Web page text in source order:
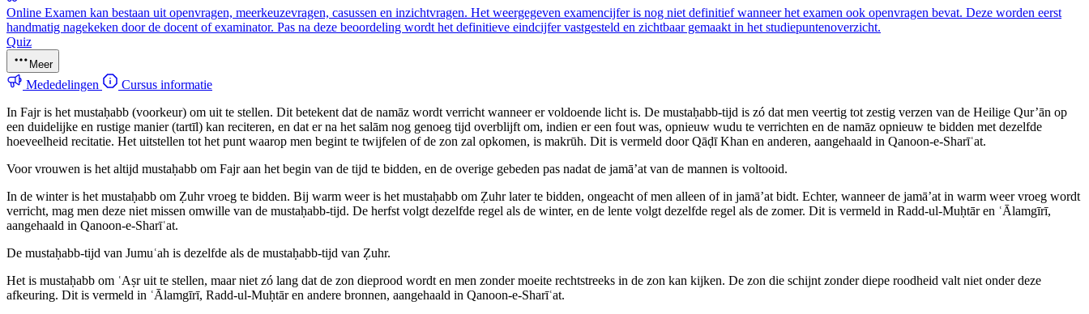
Online Examen kan bestaan uit openvragen, meerkeuzevragen, casussen en inzichtvragen. Het weergegeven examencijfer is nog niet definitief wanneer het examen ook openvragen bevat. Deze worden eerst
handmatig nagekeken door de docent of examinator. Pas na deze beoordeling wordt het definitieve eindcijfer vastgesteld en zichtbaar gemaakt in het studiepuntenoverzicht.
Quiz
Meer
Mededelingen
Cursus informatie
In Fajr is het mustaḥabb (voorkeur) om uit te stellen. Dit betekent dat de namāz wordt verricht wanneer er voldoende licht is. De mustaḥabb‑tijd is zó dat men veertig tot zestig verzen van de Heilige Qur’ān op
een duidelijke en rustige manier (tartīl) kan reciteren, en dat er na het salām nog genoeg tijd overblijft om, indien er een fout was, opnieuw wudu te verrichten en de namāz opnieuw te bidden met dezelfde
hoeveelheid recitatie. Het uitstellen tot het punt waarop men begint te twijfelen of de zon zal opkomen, is makrūh. Dit is vermeld door Qāḍī Khan en anderen, aangehaald in Qanoon‑e‑Sharīʿat.
Voor vrouwen is het altijd mustaḥabb om Fajr aan het begin van de tijd te bidden, en de overige gebeden pas nadat de jamā’at van de mannen is voltooid.
In de winter is het mustaḥabb om Ẓuhr vroeg te bidden. Bij warm weer is het mustaḥabb om Ẓuhr later te bidden, ongeacht of men alleen of in jamā’at bidt. Echter, wanneer de jamā’at in warm weer vroeg wordt
verricht, mag men deze niet missen omwille van de mustaḥabb‑tijd. De herfst volgt dezelfde regel als de winter, en de lente volgt dezelfde regel als de zomer. Dit is vermeld in Radd‑ul‑Muḥtār en ʿĀlamgīrī,
aangehaald in Qanoon‑e‑Sharīʿat.
De mustaḥabb‑tijd van Jumuʿah is dezelfde als de mustaḥabb‑tijd van Ẓuhr.
Het is mustaḥabb om ʿAṣr uit te stellen, maar niet zó lang dat de zon dieprood wordt en men zonder moeite rechtstreeks in de zon kan kijken. De zon die schijnt zonder diepe roodheid valt niet onder deze
afkeuring. Dit is vermeld in ʿĀlamgīrī, Radd‑ul‑Muḥtār en andere bronnen, aangehaald in Qanoon‑e‑Sharīʿat.